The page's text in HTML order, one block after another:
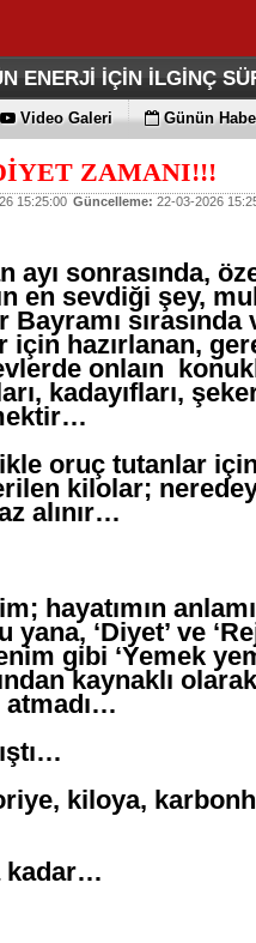
NELER VAR
YÜKSELME VAR
ENERJİ İÇİN İLGİNÇ
KIRMAYI SEVİYOR
GELDİLER
MAGIC V6
YENİLİKLER VAR
Video Galeri Günün
ZAMANI!!!
15:25:00 Güncelleme: 22-03-2026
ayı sonrasında,
en sevdiği şey,
Bayramı
için hazırlanan,
onlaın
kadayıfları,
oruç tutanlar
kilolar;
alınır…
hayatımın
yana, ‘Diyet’ ve
gibi ‘Yemek
kaynaklı
kiloya,
kadar…